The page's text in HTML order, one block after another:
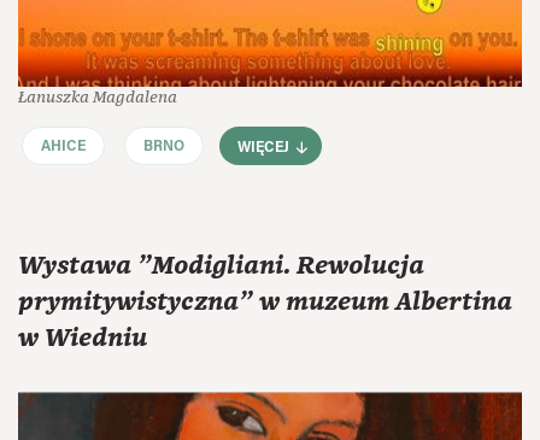
Łanuszka Magdalena
AHICE BRNO WIĘCEJ
Wystawa "Modigliani. Rewolucja
prymitywistyczna" w muzeum Albertina
w Wiedniu